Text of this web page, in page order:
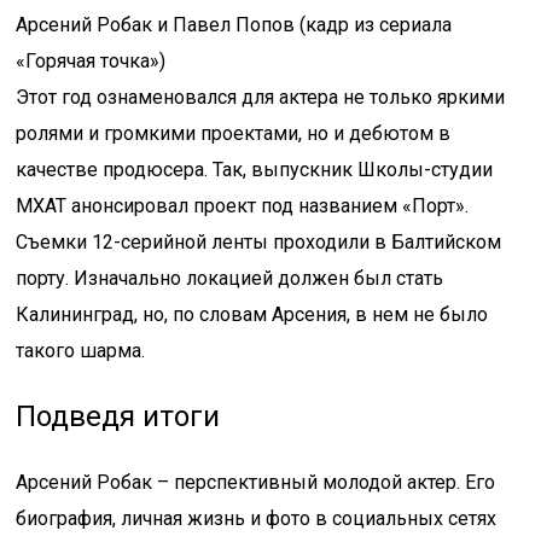
Арсений Робак и Павел Попов (кадр из сериала
«Горячая точка»)
Этот год ознаменовался для актера не только яркими
ролями и громкими проектами, но и дебютом в
качестве продюсера. Так, выпускник Школы-студии
МХАТ анонсировал проект под названием «Порт».
Съемки 12-серийной ленты проходили в Балтийском
порту. Изначально локацией должен был стать
Калининград, но, по словам Арсения, в нем не было
такого шарма.
Подведя итоги
Арсений Робак – перспективный молодой актер. Его
биография, личная жизнь и фото в социальных сетях